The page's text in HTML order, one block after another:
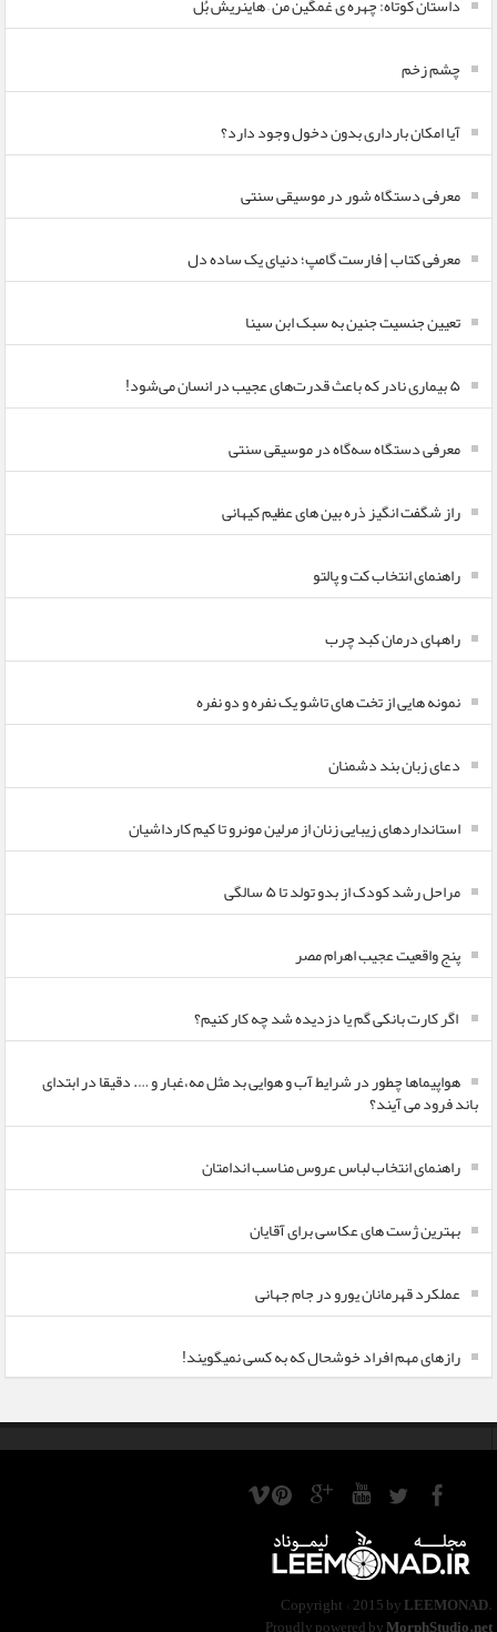
چشم زخم
آیا امکان بارداری بدون دخول وجود دارد؟
معرفی دستگاه شور در موسیقی سنتی
معرفی کتاب | فارست گامپ؛ دنیای یک ساده دل
تعیین جنسیت جنین به سبک ابن سینا
۵ بیماری نادر که باعث قدرت‌های عجیب در انسان می‌شود!
معرفی دستگاه سه‌گاه در موسیقی سنتی
راز شگفت انگیز ذره بین های عظیم کیهانی
راهنمای انتخاب کت و پالتو
راههای درمان کبد چرب
نمونه هایی از تخت های تاشو یک نفره و دو نفره
دعای زبان بند دشمنان
استانداردهای زیبایی زنان از مرلین مونرو تا کیم کارداشیان
مراحل رشد کودک از بدو تولد تا ۵ سالگی
پنج واقعیت عجیب اهرام مصر
اگر کارت بانکی گم یا دزدیده شد چه کار کنیم؟
هواپیماها چطور در شرایط آب و هوایی بد مثل مه،غبار و …. دقیقا در ابتدای
باند فرود می آیند؟
راهنمای انتخاب لباس عروس مناسب اندامتان
بهترین ژست های عکاسی برای آقایان
عملکرد قهرمانان یورو در جام جهانی
رازهای مهم افراد خوشحال که به کسی نمیگویند!
Copyright ©2015 byLEEMONAD.